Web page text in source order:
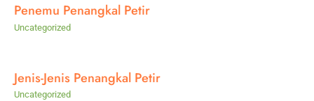
Penemu Penangkal Petir
Uncategorized
Jenis-Jenis Penangkal Petir
Uncategorized